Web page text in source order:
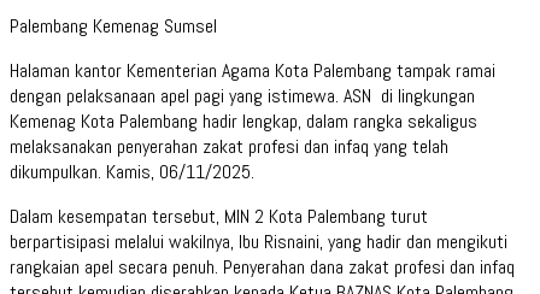
Palembang Kemenag Sumsel
Halaman kantor Kementerian Agama Kota Palembang tampak ramai
dengan pelaksanaan apel pagi yang istimewa. ASN di lingkungan
Kemenag Kota Palembang hadir lengkap, dalam rangka sekaligus
melaksanakan penyerahan zakat profesi dan infaq yang telah
dikumpulkan. Kamis, 06/11/2025.
Dalam kesempatan tersebut, MIN 2 Kota Palembang turut
berpartisipasi melalui wakilnya, Ibu Risnaini, yang hadir dan mengikuti
rangkaian apel secara penuh. Penyerahan dana zakat profesi dan infaq